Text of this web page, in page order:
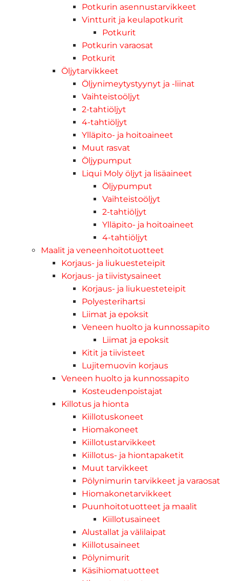
Potkurin asennustarvikkeet
Vintturit ja keulapotkurit
Potkurit
Potkurin varaosat
Potkurit
Öljytarvikkeet
Öljynimeytystyynyt ja -liinat
Vaihteistoöljyt
2-tahtiöljyt
4-tahtiöljyt
Ylläpito- ja hoitoaineet
Muut rasvat
Öljypumput
Liqui Moly öljyt ja lisäaineet
Öljypumput
Vaihteistoöljyt
2-tahtiöljyt
Ylläpito- ja hoitoaineet
4-tahtiöljyt
Maalit ja veneenhoitotuotteet
Korjaus- ja liukuesteteipit
Korjaus- ja tiivistysaineet
Korjaus- ja liukuesteteipit
Polyesterihartsi
Liimat ja epoksit
Veneen huolto ja kunnossapito
Liimat ja epoksit
Kitit ja tiivisteet
Lujitemuovin korjaus
Veneen huolto ja kunnossapito
Kosteudenpoistajat
Killotus ja hionta
Kiillotuskoneet
Hiomakoneet
Kiillotustarvikkeet
Kiillotus- ja hiontapaketit
Muut tarvikkeet
Pölynimurin tarvikkeet ja varaosat
Hiomakonetarvikkeet
Puunhoitotuotteet ja maalit
Kiillotusaineet
Alustallat ja välilaipat
Kiillotusaineet
Pölynimurit
Käsihiomatuotteet